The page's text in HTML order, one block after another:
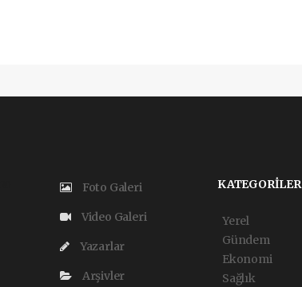
Foto Galeri
Video Galeri
Yazarlar
Arşivler
KATEGORİLER
Yerel
Gündem
Ekonomi
Sağlık